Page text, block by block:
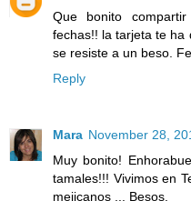
Que bonito
fechas!! la tarjeta te ha
se resiste a un beso.
Reply
Mara November 28,
Muy bonito!
tamales!!! Vivimos en
mejicanos ... Besos.